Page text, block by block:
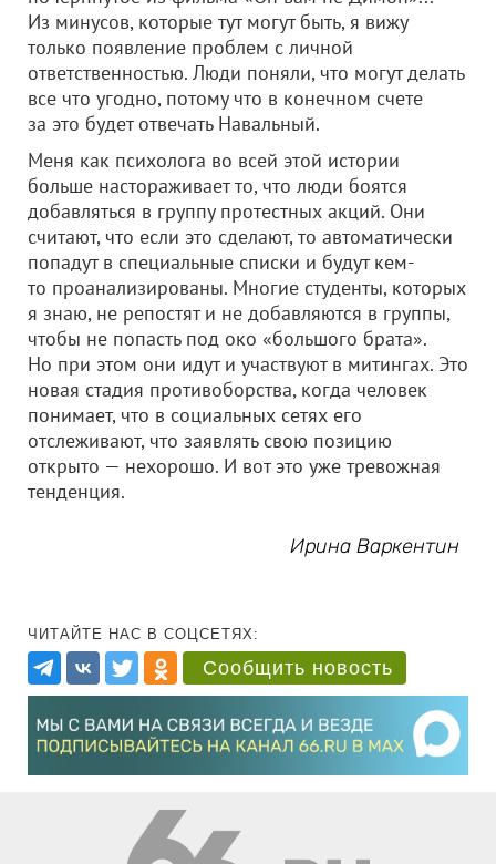
Из минусов, которые тут могут быть, я вижу
только появление проблем с личной
ответственностью. Люди поняли, что могут делать
все что угодно, потому что в конечном счете
за это будет отвечать Навальный.
Меня как психолога во всей этой истории
больше настораживает то, что люди боятся
добавляться в группу протестных акций. Они
считают, что если это сделают, то автоматически
попадут в специальные списки и будут кем-
то проанализированы. Многие студенты, которых
я знаю, не репостят и не добавляются в группы,
чтобы не попасть под око «большого брата».
Но при этом они идут и участвуют в митингах. Это
новая стадия противоборства, когда человек
понимает, что в социальных сетях его
отслеживают, что заявлять свою позицию
открыто — нехорошо. И вот это уже тревожная
тенденция.
Ирина Варкентин
ЧИТАЙТЕ НАС В СОЦСЕТЯХ:
Сообщить новость